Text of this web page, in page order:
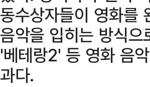
동수상자들이 영화를
음악을 입히는 방식
'베테랑2' 등 영화 음
과다.